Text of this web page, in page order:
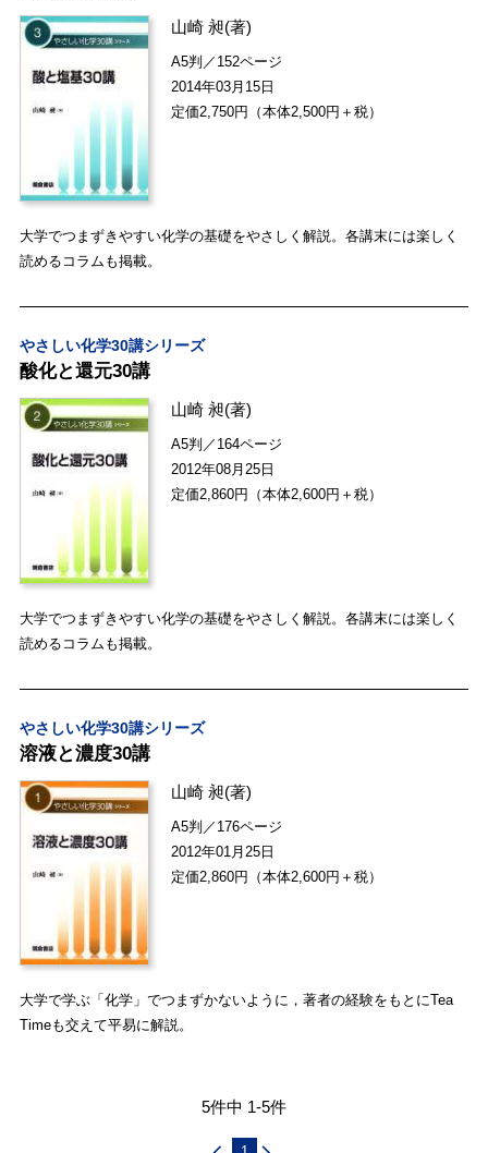
山崎 昶(著)
A5判／152ページ
2014年03月15日
定価2,750円（本体2,500円＋税）
大学でつまずきやすい化学の基礎をやさしく解説。各講末には楽しく
読めるコラムも掲載。
やさしい化学30講シリーズ
酸化と還元30講
山崎 昶(著)
A5判／164ページ
2012年08月25日
定価2,860円（本体2,600円＋税）
大学でつまずきやすい化学の基礎をやさしく解説。各講末には楽しく
読めるコラムも掲載。
やさしい化学30講シリーズ
溶液と濃度30講
山崎 昶(著)
A5判／176ページ
2012年01月25日
定価2,860円（本体2,600円＋税）
大学で学ぶ「化学」でつまずかないように，著者の経験をもとにTea
Timeも交えて平易に解説。
5件中 1-5件